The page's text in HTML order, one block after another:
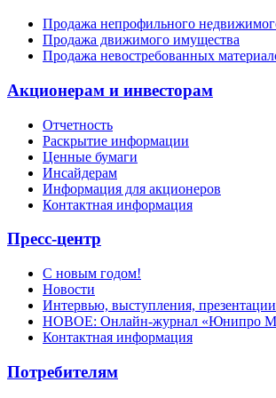
Продажа непрофильного
Продажа движимого имущества
Продажа невостребованных
Акционерам и инвесторам
Отчетность
Раскрытие информации
Ценные бумаги
Инсайдерам
Информация для акционеров
Контактная информация
Пресс-центр
С новым годом!
Новости
Интервью, выступления, презентации
НОВОЕ: Онлайн-журнал «Юнипро
Контактная информация
Потребителям